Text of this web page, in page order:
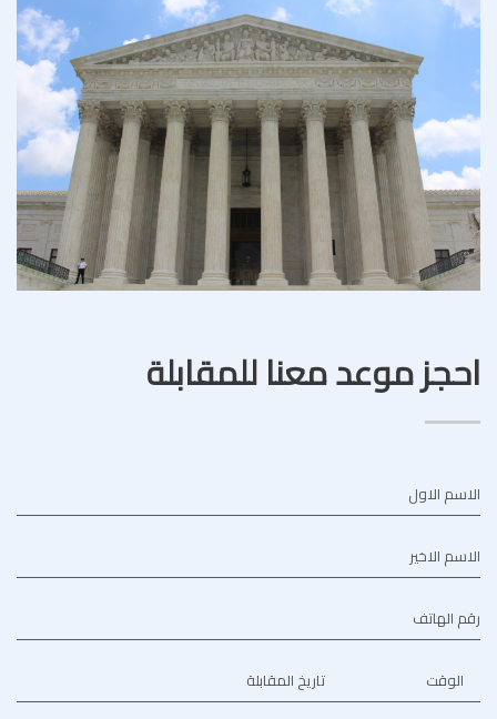
احجز موعد معنا للمقابلة
الاسم الاول
الاسم الاخير
رقم الهاتف
تاريخ المقابلة الوقت